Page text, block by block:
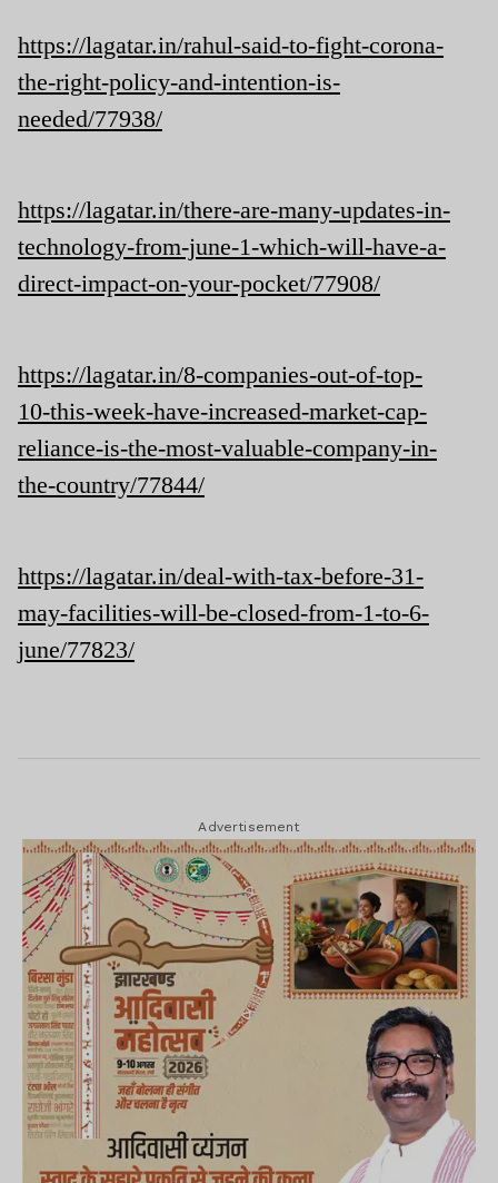
https://lagatar.in/rahul-said-to-fight-corona-
the-right-policy-and-intention-is-
needed/77938/
https://lagatar.in/there-are-many-updates-in-
technology-from-june-1-which-will-have-a-
direct-impact-on-your-pocket/77908/
https://lagatar.in/8-companies-out-of-top-
10-this-week-have-increased-market-cap-
reliance-is-the-most-valuable-company-in-
the-country/77844/
https://lagatar.in/deal-with-tax-before-31-
may-facilities-will-be-closed-from-1-to-6-
june/77823/
Advertisement